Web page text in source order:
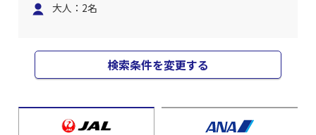
大人：2名
検索条件を変更する